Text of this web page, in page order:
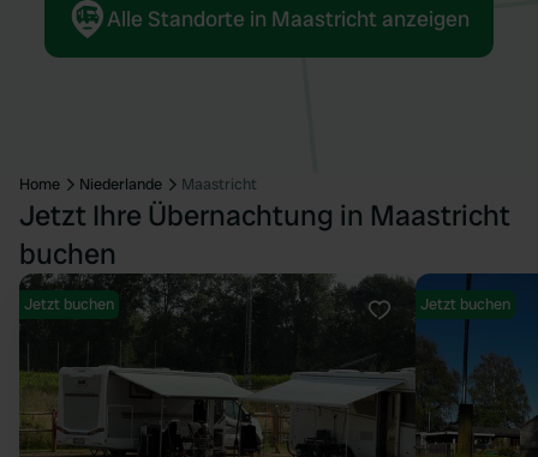
Alle Standorte in Maastricht anzeigen
Home Niederlande Maastricht
Jetzt Ihre Übernachtung in Maastricht
buchen
Favorit
Jetzt buchen Jetzt buchen